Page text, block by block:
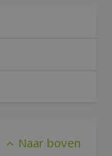
Naar boven